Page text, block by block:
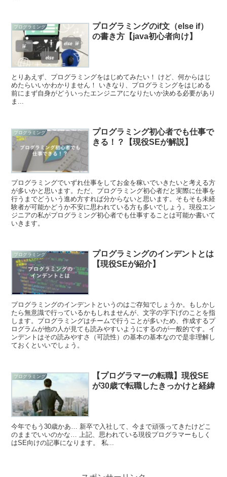
プログラミング
プログラミングのif文（else if）
の書き方【java初心者向け】
とりあえず、プログラミングをはじめてみたい！ けど、何からはじ
めたらいいかわかりません！ いきなり、プログラミングをはじめる
前にまず自身がどういったエンジニアになりたいか決める必要があり
ま...
プログラミング
プログラミング初心者でも仕事で
きる！？【現役SEが解説】
プログラミングでいずれ仕事をしてお金を稼いでいきたいと考える方
が多いかと思います。ただ、プログラミング初心者だと実際に仕事を
行うまでどういう進め方すれば分からないと思います。そもそも未経
験者が可能かどうか不安に思われている方も多いでしょう。現役エン
ジニアの私がプログラミング初心者でも仕事することは可能か書いて
いきます。
プログラミング
プログラミングのインデントとは
【現役SEが紹介】
プログラミングのインデントというのはご存知でしょうか。もしかし
たら無意識で行っているかもしれませんが、文字の字下げのことを指
します。プログラミングはチームで行うことが多いため、作成するプ
ログラムが他の人が見ても読みやすいようにするのが一般的です。イ
ンデントはその読みやすさ（可読性）の基本の基本なので是非理解し
ておくといいでしょう。
プログラミング
【プログラマーの転職】現役SE
が30歳で転職したきっかけと経緯
今年でもう30歳かあ… 新卒で入社して、今まで頑張ってきたけどこ
のままでいいのかな… 上記、思われている現役プログラマーもしく
はSE向けの記事になります。 私...